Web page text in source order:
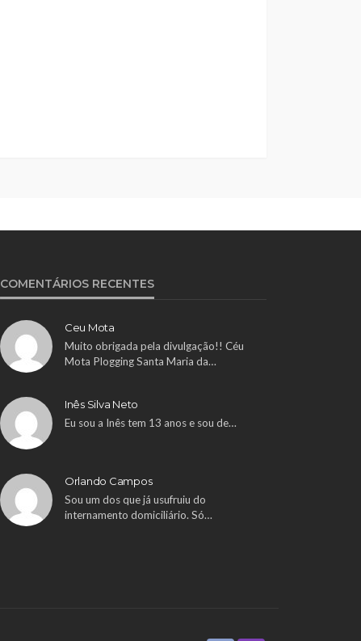
COMENTÁRIOS RECENTES
Ceu Mota
Muito obrigada pela divulgação!! Céu
Mota Plogging Santa Maria da…
Inês Silva Neto
Eu sou a Inês tem 13 anos e sou de…
Orlando Campos
Sou um dos que já usufruiu do
internamento domiciliário. Só…